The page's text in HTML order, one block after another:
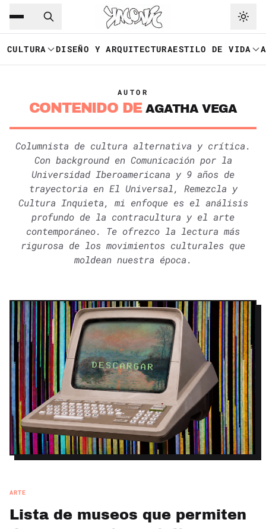
Saltar al contenido principal
CULTURA DISEÑO Y ARQUITECTURAESTILO DE VIDA
AUTOR
CONTENIDO DEAGATHA VEGA
Columnista de cultura alternativa y crítica.
Con background en Comunicación por la
Universidad Iberoamericana y 9 años de
trayectoria en El Universal, Remezcla y
Cultura Inquieta, mi enfoque es el análisis
profundo de la contracultura y el arte
contemporáneo. Te ofrezco la lectura más
rigurosa de los movimientos culturales que
moldean nuestra época.
ARTE
Lista de museos que permiten